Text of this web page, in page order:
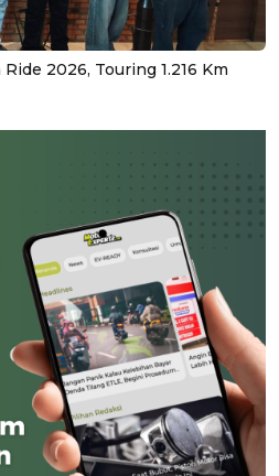
2026, Touring 1.216 Km